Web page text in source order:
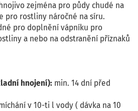
zejména pro půdy chudé na
pro rostliny náročné na síru.
pro doplnění vápníku pro
a nebo na odstranění příznaků
hnojení): min. 14 dní před
v 10-ti l vody ( dávka na 10